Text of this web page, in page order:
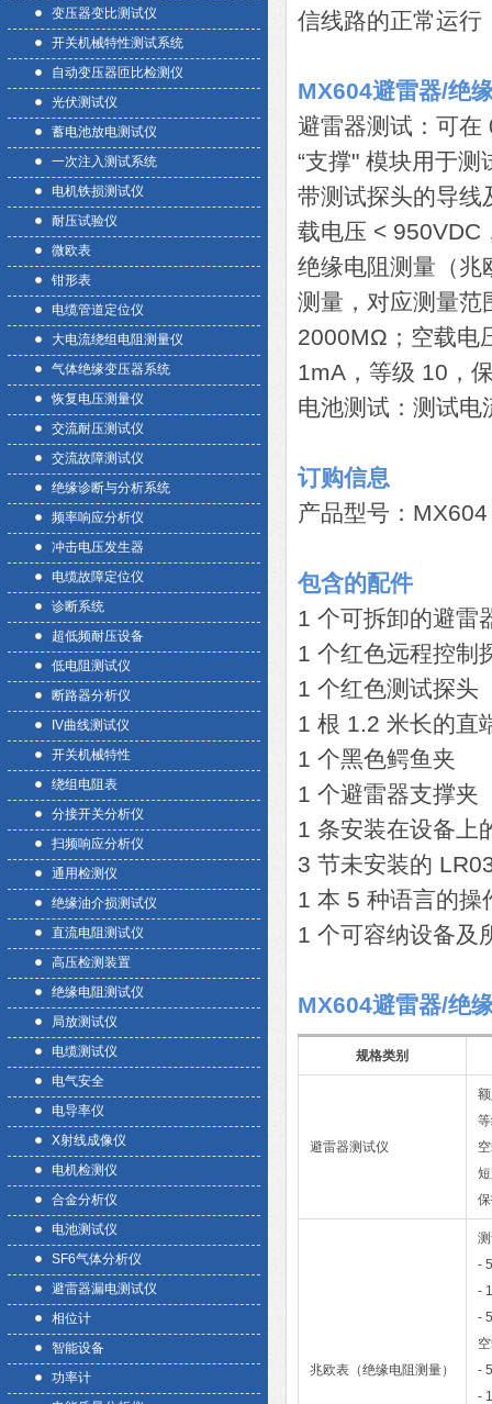
变压器变比测试仪
开关机械特性测试系统
自动变压器匝比检测仪
光伏测试仪
蓄电池放电测试仪
一次注入测试系统
电机铁损测试仪
耐压试验仪
微欧表
钳形表
电缆管道定位仪
大电流绕组电阻测量仪
气体绝缘变压器系统
恢复电压测量仪
交流耐压测试仪
交流故障测试仪
绝缘诊断与分析系统
频率响应分析仪
冲击电压发生器
电缆故障定位仪
诊断系统
超低频耐压设备
低电阻测试仪
断路器分析仪
IV曲线测试仪
开关机械特性
绕组电阻表
分接开关分析仪
扫频响应分析仪
通用检测仪
绝缘油介损测试仪
直流电阻测试仪
高压检测装置
绝缘电阻测试仪
局放测试仪
电缆测试仪
电气安全
电导率仪
X射线成像仪
电机检测仪
合金分析仪
电池测试仪
SF6气体分析仪
避雷器漏电测试仪
相位计
智能设备
功率计
信线路的正常运行
MX604避雷器/绝
避雷器测试：可在
“支撑" 模块用于
带测试探头的导线
载电压 < 950VDC
绝缘电阻测量（兆
测量，对应测量
2000MΩ；空载电
1mA，等级 10，
电池测试：测试
订购信息
产品型号：
包含的配件
1 个可拆卸的避雷
1 个红色远程控制
1 个红色测试探头
1 根 1.2 米长的直
1 个黑色鳄鱼夹
1 个避雷器支撑夹
1 条安装在设备上
3 节未安装的
1 本 5 种语言的操
1 个可容纳设备及
MX604避雷器/绝
规格类别
避雷器测试仪
兆欧表（绝缘电阻测量）
-
-
-
-
-